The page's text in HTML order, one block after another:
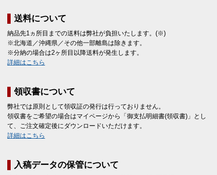
送料について
納品先1ヵ所目までの送料は弊社が負担いたします。(※)
※北海道／沖縄県／その他一部離島は除きます。
※分納の場合は2ヶ所目以降送料が発生します。
詳細はこちら
領収書について
弊社では原則として領収証の発行は行っておりません。
領収書をご希望の場合はマイページから「御支払明細書(領収書)」とし
て、ご注文確定後にダウンロードいただけます。
詳細はこちら
入稿データの保管について